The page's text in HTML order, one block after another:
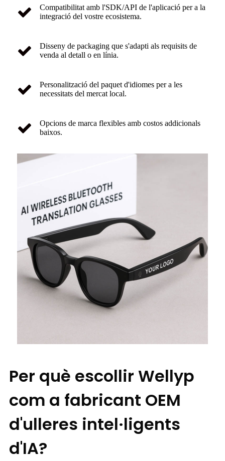
Compatibilitat amb l'SDK/API de l'aplicació per a la
integració del vostre ecosistema.
Disseny de packaging que s'adapti als requisits de
venda al detall o en línia.
Personalització del paquet d'idiomes per a les
necessitats del mercat local.
Opcions de marca flexibles amb costos addicionals
baixos.
Per què escollir Wellyp
com a fabricant OEM
d'ulleres intel·ligents
d'IA?